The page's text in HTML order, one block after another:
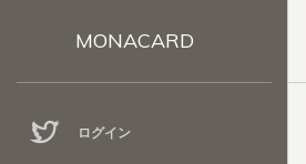
MONACARD
ログイン